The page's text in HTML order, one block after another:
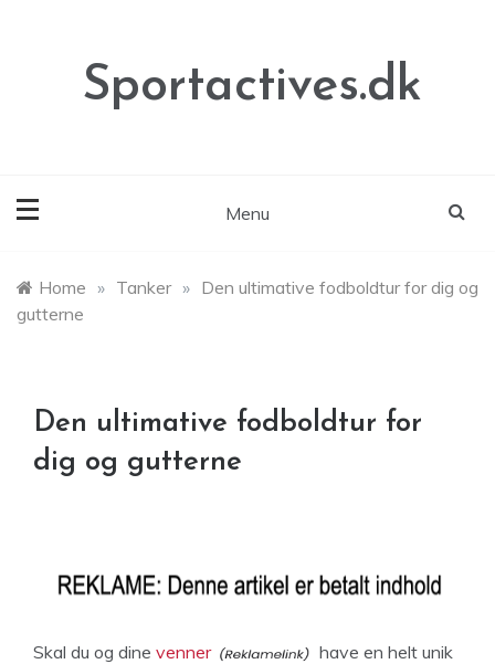
Sportactives.dk
Menu
Home » Tanker » Den ultimative fodboldtur for dig og
gutterne
Den ultimative fodboldtur for
dig og gutterne
Skal du og dine venner
have en helt unik